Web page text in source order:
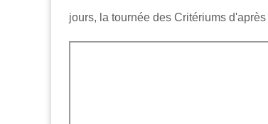
jours, la tournée des Critériums d'après